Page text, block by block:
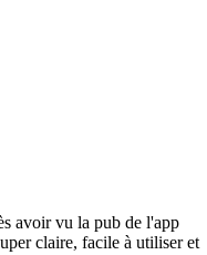
avoir vu la pub de l'app
claire, facile à utiliser et